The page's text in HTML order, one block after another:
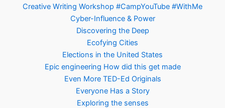
Creative Writing Workshop #CampYouTube #WithMe
Cyber-Influence & Power
Discovering the Deep
Ecofying Cities
Elections in the United States
Epic engineering How did this get made
Even More TED-Ed Originals
Everyone Has a Story
Exploring the senses